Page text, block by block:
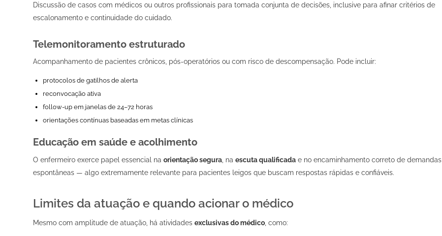
Discussão de casos com médicos ou outros profissionais para tomada conjunta de decisões, inclusive para afinar critérios de
escalonamento e continuidade do cuidado.
Telemonitoramento estruturado
Acompanhamento de pacientes crônicos, pós-operatórios ou com risco de descompensação. Pode incluir:
protocolos de gatilhos de alerta
reconvocação ativa
follow-up em janelas de 24–72 horas
orientações contínuas baseadas em metas clínicas
Educação em saúde e acolhimento
O enfermeiro exerce papel essencial na orientação segura, na escuta qualificada e no encaminhamento correto de demandas
espontâneas — algo extremamente relevante para pacientes leigos que buscam respostas rápidas e confiáveis.
Limites da atuação e quando acionar o médico
Mesmo com amplitude de atuação, há atividades exclusivas do médico , como: